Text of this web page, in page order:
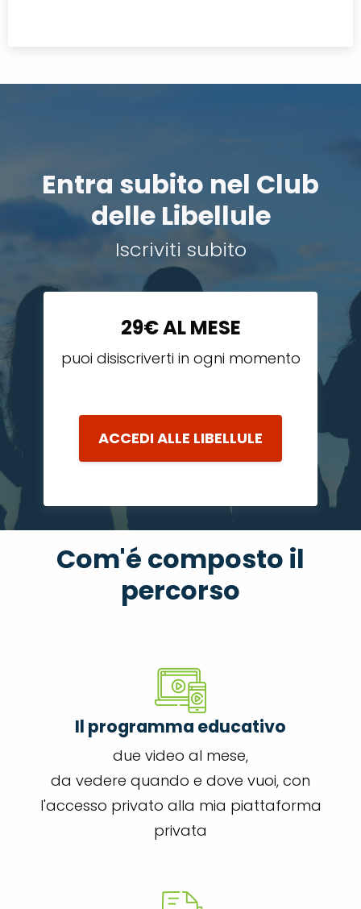
Entra subito nel Club
delle Libellule
Iscriviti subito
29€ AL MESE
puoi disiscriverti in ogni momento
ACCEDI ALLE LIBELLULE
Com'é composto il
percorso
Il programma educativo
due video al mese,
da vedere quando e dove vuoi, con
l'accesso privato alla mia piattaforma
privata